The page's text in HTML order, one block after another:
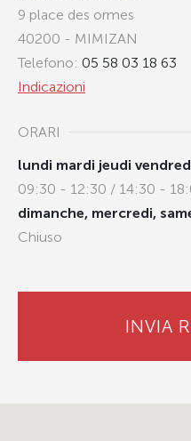
9 place des ormes
40200 - MIMIZAN
Telefono: 05 58 03 18 63
Indicazioni
ORARI
lundi mardi jeudi
09:30 - 12:30 / 14:30 -
dimanche, mercredi,
Chiuso
INVIA